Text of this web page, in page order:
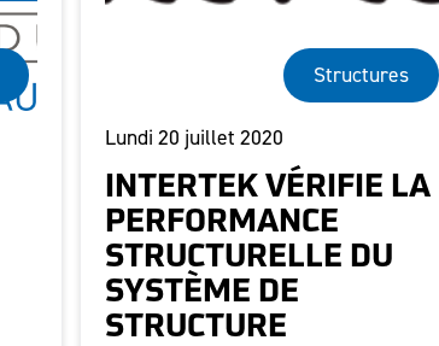
Structures
Lundi 20 juillet 2020
INTERTEK VÉRIFIE LA
PERFORMANCE
STRUCTURELLE DU
SYSTÈME DE
STRUCTURE